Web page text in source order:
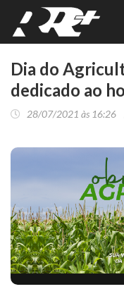
Dia do
dedicado ao
28/07/2021 às 16:26